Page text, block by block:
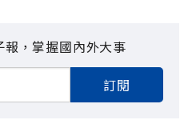
報，掌握國內外大事
訂閱